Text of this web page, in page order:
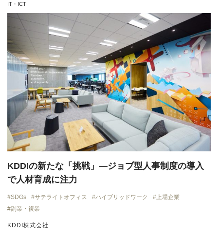
IT・ICT
KDDIの新たな「挑戦」—ジョブ型人事制度の導入
で人材育成に注力
SDGs サテライトオフィス ハイブリッドワーク
上場企業
副業・複業
KDDI株式会社